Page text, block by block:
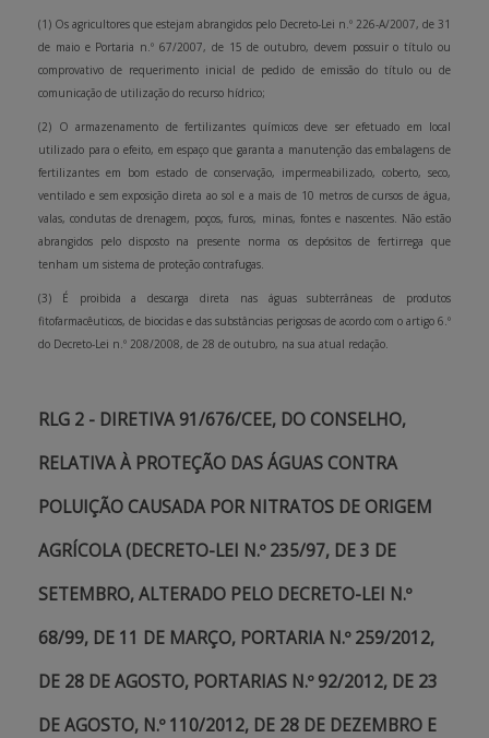
(1) Os agricultores que estejam abrangidos pelo Decreto-Lei n.º 226-A/2007, de 31
de maio e Portaria n.º 67/2007, de 15 de outubro, devem possuir o título ou
comprovativo de requerimento inicial de pedido de emissão do título ou de
comunicação de utilização do recurso hídrico;
(2) O armazenamento de fertilizantes químicos deve ser efetuado em local
utilizado para o efeito, em espaço que garanta a manutenção das embalagens de
fertilizantes em bom estado de conservação, impermeabilizado, coberto, seco,
ventilado e sem exposição direta ao sol e a mais de 10 metros de cursos de água,
valas, condutas de drenagem, poços, furos, minas, fontes e nascentes. Não estão
abrangidos pelo disposto na presente norma os depósitos de fertirrega que
tenham um sistema de proteção contrafugas.
(3) É proibida a descarga direta nas águas subterrâneas de produtos
fitofarmacêuticos, de biocidas e das substâncias perigosas de acordo com o artigo 6.º
do Decreto-Lei n.º 208/2008, de 28 de outubro, na sua atual redação.
RLG 2 - DIRETIVA 91/676/CEE, DO CONSELHO,
RELATIVA À PROTEÇÃO DAS ÁGUAS CONTRA
POLUIÇÃO CAUSADA POR NITRATOS DE ORIGEM
AGRÍCOLA (DECRETO-LEI N.º 235/97, DE 3 DE
SETEMBRO, ALTERADO PELO DECRETO-LEI N.º
68/99, DE 11 DE MARÇO, PORTARIA N.º 259/2012,
DE 28 DE AGOSTO, PORTARIAS N.º 92/2012, DE 23
DE AGOSTO, N.º 110/2012, DE 28 DE DEZEMBRO E